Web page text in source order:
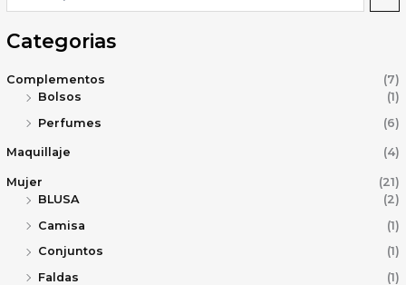
Categorias
Complementos
(7)
Bolsos
(1)
Perfumes
(6)
Maquillaje (4)
Mujer
(21)
BLUSA
(2)
Camisa
(1)
Conjuntos
(1)
Faldas
(1)